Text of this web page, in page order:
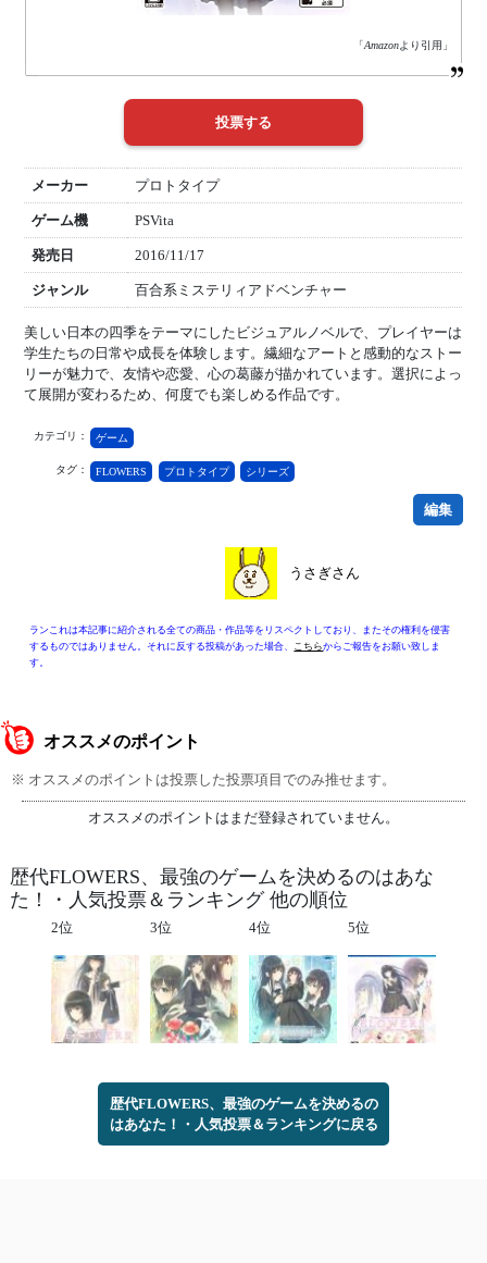
「Amazonより引用」
メーカー プロトタイプ
ゲーム機 PSVita
発売日 2016/11/17
ジャンル 百合系ミステリィアドベンチャー
美しい日本の四季をテーマにしたビジュアルノベルで、プレイヤーは
学生たちの日常や成長を体験します。繊細なアートと感動的なストー
リーが魅力で、友情や恋愛、心の葛藤が描かれています。選択によっ
て展開が変わるため、何度でも楽しめる作品です。
カテゴリ： ゲーム
タグ： FLOWERS プロトタイプ シリーズ
編集
うさぎさん
ランこれは本記事に紹介される全ての商品・作品等をリスペクトしており、またその権利を侵害
するものではありません。それに反する投稿があった場合、 こちらからご報告をお願い致しま
す。
オススメのポイント
※ オススメのポイントは投票した投票項目でのみ推せます。
オススメのポイントはまだ登録されていません。
歴代FLOWERS、最強のゲームを決めるのはあな
た！・人気投票＆ランキング 他の順位
2位 3位 4位 5位
歴代FLOWERS、最強のゲームを決めるの
はあなた！・人気投票＆ランキングに戻る